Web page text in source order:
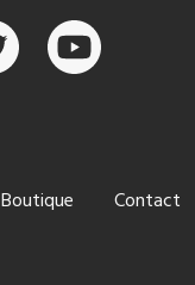
Boutique Contact